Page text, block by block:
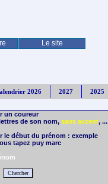
Le site
2026 2027 2025
un coureur
de son nom, sans accent, ...
le début du prénom : exemple
tapez puy marc